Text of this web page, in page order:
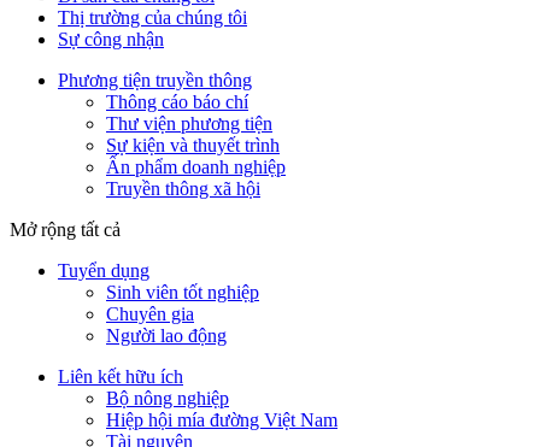
Thị trường của chúng tôi
Sự công nhận
Phương tiện truyền thông
Thông cáo báo chí
Thư viện phương tiện
Sự kiện và thuyết trình
Ấn phẩm doanh nghiệp
Truyền thông xã hội
Mở rộng tất cả
Tuyển dụng
Sinh viên tốt nghiệp
Chuyên gia
Người lao động
Liên kết hữu ích
Bộ nông nghiệp
Hiệp hội mía đường Việt Nam
Tài nguyên